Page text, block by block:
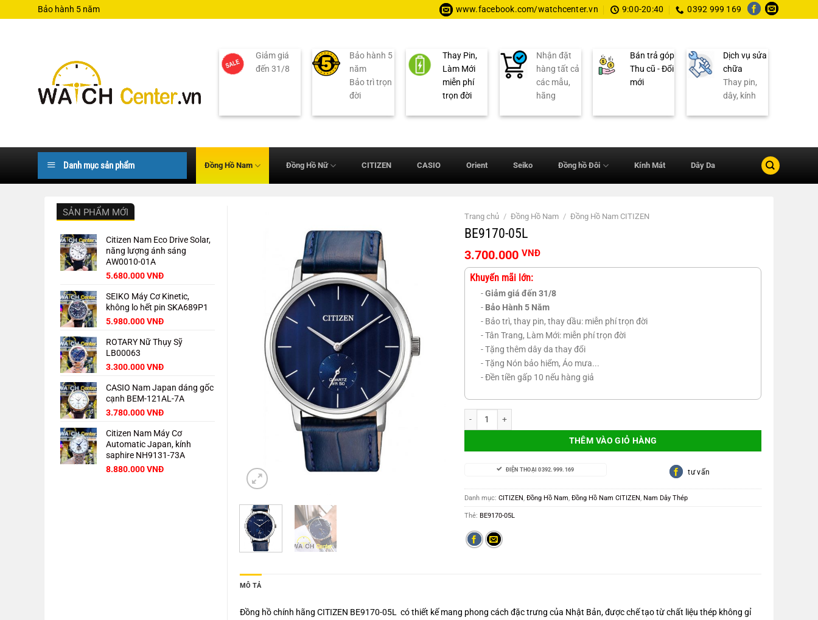
qua
Bảo hành 5 năm www.facebook.com/watchcenter.vn 9:00-20:40 0392 999 169
Giảm giá
đến 31/8
Bảo hành 5
năm
Bảo trì trọn
đời
Thay Pin,
Làm Mới
miễn phí
trọn đời
Nhận đặt
hàng tất cả
các mẫu,
hãng
Bán trả góp
Thu cũ - Đổi
mới
Dịch vụ sửa
chữa
Thay pin,
dây, kính
Danh mục sản phẩm Đồng Hồ Nam Đồng Hồ Nữ CITIZEN CASIO Orient Seiko Đồng hồ Đôi Kính Mát Dây Da
SẢN PHẨM MỚI
Citizen Nam Eco Drive Solar,
năng lượng ánh sáng
AW0010-01A
Giá
là:
8.000.000 VNĐ.
5.680.000VNĐGiá
tại
là:
5.680.000 VNĐ.
SEIKO Máy Cơ Kinetic,
không lo hết pin SKA689P1
Giá
là:
8.000.000 VNĐ.
5.980.000VNĐGiá
tại
5.980.000 VNĐ.
ROTARY Nữ Thụy Sỹ
LB00063
3.300.000VNĐ
CASIO Nam Japan dáng gốc
cạnh BEM-121AL-7A
3.780.000VNĐ
Citizen Nam Máy Cơ
Automatic Japan, kính
saphire NH9131-73A
Giá
8.880.000VNĐGiá
Trang chủ / Đồng Hồ Nam / Đồng Hồ Nam CITIZEN
BE9170-05L
3.700.000VNĐ
Khuyến mãi lớn:
-Giảm giá đến 31/8
- Bảo Hành 5 Năm
- Bảo trì, thay pin, thay dầu: miễn phí trọn đời
- Tân Trang, Làm Mới: miễn phí trọn đời
- Tặng thêm dây da thay đổi
- Tặng Nón bảo hiểm, Áo mưa...
- Đền tiền gấp 10 nếu hàng giả
THÊM VÀO GIỎ HÀNG
ĐIỆN THOẠI 0392.999.169 tư vấn
Danh mục:CITIZEN ,Đồng Hồ Nam ,Đồng Hồ Nam CITIZEN ,Nam Dây Thép
Thẻ:BE9170-05L
MÔ TẢ
Đồng hồ chính hãng CITIZEN BE9170-05L có thiết kế mang phong cách đặc trưng của Nhật Bản, được chế tạo từ chất liệu thép không gỉ